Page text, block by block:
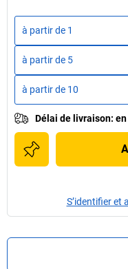
à partir de 1
à partir de 5
à partir de 10
Délai de livraison:
S’identifier et